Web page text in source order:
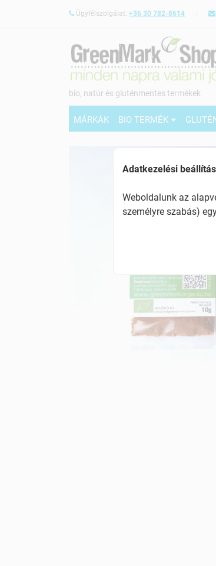
Ügyfélszolgálat: +36 30 782-8614
bio, natúr és gluténmentes termékek
MÁRKÁK BIO TERMÉK
Adatkezelési
Weboldalunk az
személyre szabás)